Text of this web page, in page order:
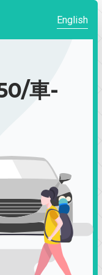
English
車-